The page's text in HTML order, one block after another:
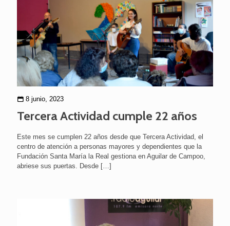
8 junio, 2023
Tercera Actividad cumple 22 años
Este mes se cumplen 22 años desde que Tercera Actividad, el
centro de atención a personas mayores y dependientes que la
Fundación Santa María la Real gestiona en Aguilar de Campoo,
abriese sus puertas. Desde […]